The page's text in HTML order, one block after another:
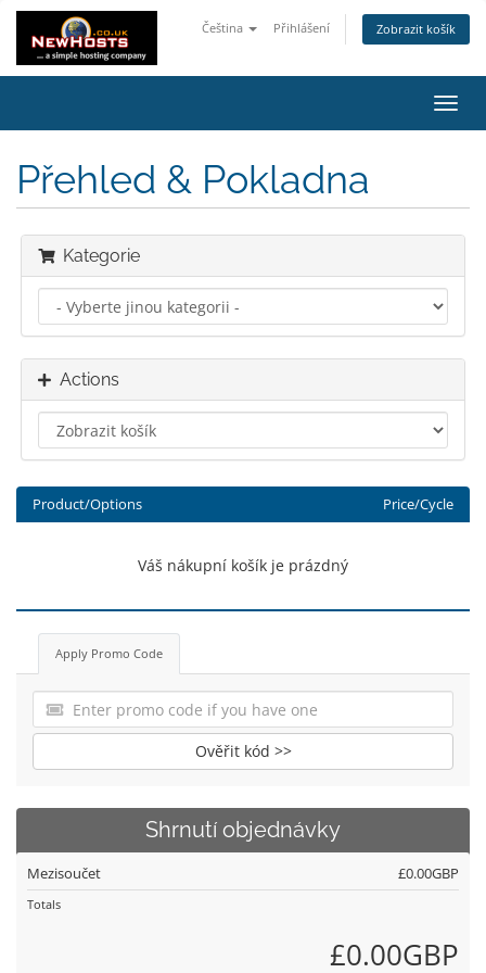
Čeština Přihlášení Zobrazit košík
Přehled & Pokladna
Kategorie
Actions
Product/Options Price/Cycle
Váš nákupní košík je prázdný
Apply Promo Code
Ověřit kód >>
Shrnutí objednávky
Mezisoučet £0.00GBP
Totals
£0.00GBP